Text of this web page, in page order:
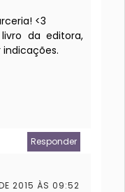
<3
da editora,
Responder
DE 2015 ÀS 09:52